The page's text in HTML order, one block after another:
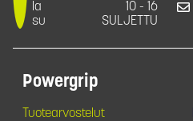
la
10 - 16
su
SULJETTU
Powergrip
Tuotearvostelut